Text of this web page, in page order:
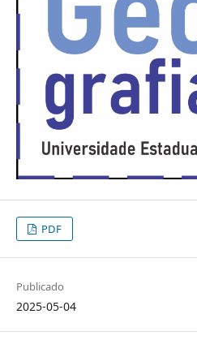
PDF
Publicado
2025-05-04